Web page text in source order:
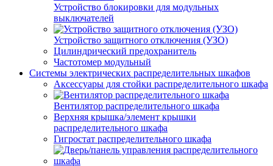
Устройство блокировки для модульных
выключателей
Устройство защитного отключения (УЗО)
Цилиндрический предохранитель
Частотомер модульный
Системы электрических распределительных шкафов
Аксессуары для стойки распределительного шкафа
Вентилятор распределительного шкафа
Верхняя крышка/элемент крышки
распределительного шкафа
Гигростат распределительного шкафа